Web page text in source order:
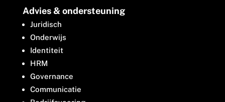
Advies & ondersteuning
Juridisch
Onderwijs
Identiteit
HRM
Governance
Communicatie